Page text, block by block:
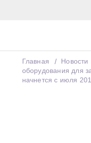
Главная
оборудования для
начнется с июля